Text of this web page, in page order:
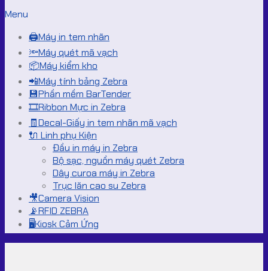
Menu
🖨️Máy in tem nhãn
🔦Máy quét mã vạch
📦Máy kiểm kho
📲Máy tính bảng Zebra
💾Phần mềm BarTender
🎞️Ribbon Mực in Zebra
🧾Decal-Giấy in tem nhãn mã vạch
🔌 Linh phụ Kiện
Đầu in máy in Zebra
Bộ sạc, nguồn máy quét Zebra
Dây curoa máy in Zebra
Trục lăn cao su Zebra
🎥Camera Vision
📡RFID ZEBRA
🖥️Kiosk Cảm Ứng